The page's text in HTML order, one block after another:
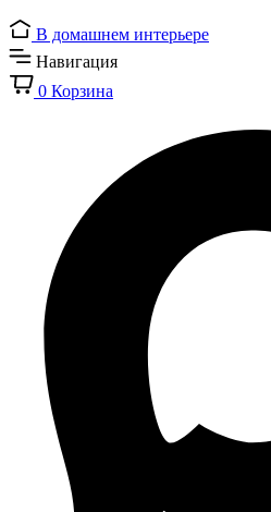
В домашнем интерьере
Навигация
0 Корзина